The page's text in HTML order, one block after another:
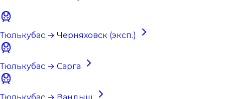
Тюлькубас → Черняховск (эксп.)
Тюлькубас → Сарга